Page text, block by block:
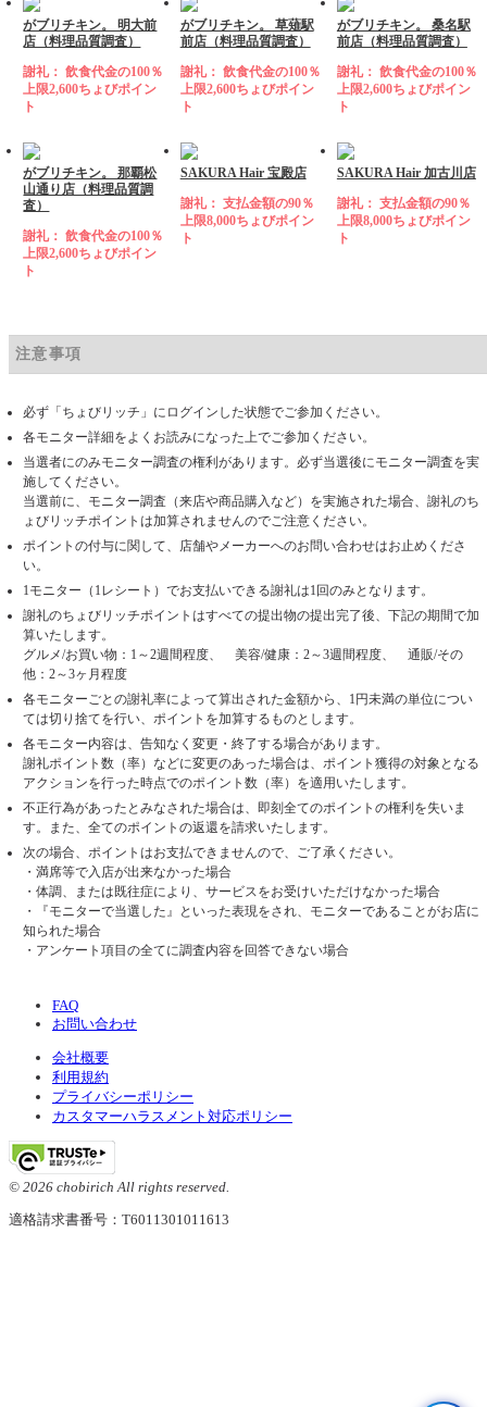
がブリチキン。 明大前
店（料理品質調査）
謝礼： 飲食代金の100％
上限2,600ちょびポイン
ト
がブリチキン。 草薙駅
前店（料理品質調査）
謝礼： 飲食代金の100％
上限2,600ちょびポイン
ト
がブリチキン。 桑名駅
前店（料理品質調査）
謝礼： 飲食代金の100％
上限2,600ちょびポイン
ト
がブリチキン。 那覇松
山通り店（料理品質調
査）
謝礼： 飲食代金の100％
上限2,600ちょびポイン
ト
SAKURA Hair 宝殿店
謝礼： 支払金額の90％
上限8,000ちょびポイン
ト
SAKURA Hair 加古川店
謝礼： 支払金額の90％
上限8,000ちょびポイン
ト
注意事項
必ず「ちょびリッチ」にログインした状態でご参加ください。
各モニター詳細をよくお読みになった上でご参加ください。
当選者にのみモニター調査の権利があります。必ず当選後にモニター調査を実
施してください。
当選前に、モニター調査（来店や商品購入など）を実施された場合、謝礼のち
ょびリッチポイントは加算されませんのでご注意ください。
ポイントの付与に関して、店舗やメーカーへのお問い合わせはお止めくださ
い。
1モニター（1レシート）でお支払いできる謝礼は1回のみとなります。
謝礼のちょびリッチポイントはすべての提出物の提出完了後、下記の期間で加
算いたします。
グルメ/お買い物：1～2週間程度、 美容/健康：2～3週間程度、 通販/その
他：2～3ヶ月程度
各モニターごとの謝礼率によって算出された金額から、1円未満の単位につい
ては切り捨てを行い、ポイントを加算するものとします。
各モニター内容は、告知なく変更・終了する場合があります。
謝礼ポイント数（率）などに変更のあった場合は、ポイント獲得の対象となる
アクションを行った時点でのポイント数（率）を適用いたします。
不正行為があったとみなされた場合は、即刻全てのポイントの権利を失いま
す。また、全てのポイントの返還を請求いたします。
次の場合、ポイントはお支払できませんので、ご了承ください。
・満席等で入店が出来なかった場合
・体調、または既往症により、サービスをお受けいただけなかった場合
・『モニターで当選した』といった表現をされ、モニターであることがお店に
知られた場合
・アンケート項目の全てに調査内容を回答できない場合
FAQ
お問い合わせ
会社概要
利用規約
プライバシーポリシー
カスタマーハラスメント対応ポリシー
© 2026 chobirich All rights reserved.
適格請求書番号：T6011301011613